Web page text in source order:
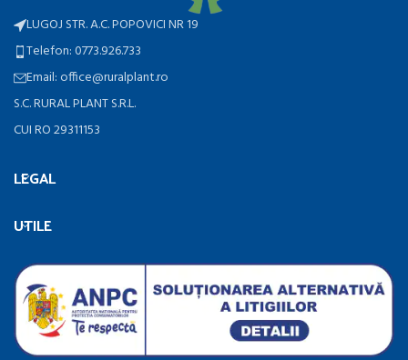
LUGOJ STR. A.C. POPOVICI NR 19
Telefon: 0773.926.733
Email: office@ruralplant.ro
S.C. RURAL PLANT S.R.L.
CUI RO 29311153
LEGAL
UTILE